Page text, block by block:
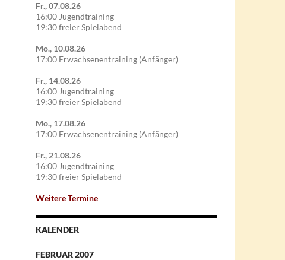
Fr., 07.08.26
16:00 Jugendtraining
19:30 freier Spielabend
Mo., 10.08.26
17:00 Erwachsenentraining (Anfänger)
Fr., 14.08.26
16:00 Jugendtraining
19:30 freier Spielabend
Mo., 17.08.26
17:00 Erwachsenentraining (Anfänger)
Fr., 21.08.26
16:00 Jugendtraining
19:30 freier Spielabend
Weitere Termine
KALENDER
FEBRUAR 2007